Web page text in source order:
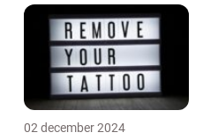
02 december 2024